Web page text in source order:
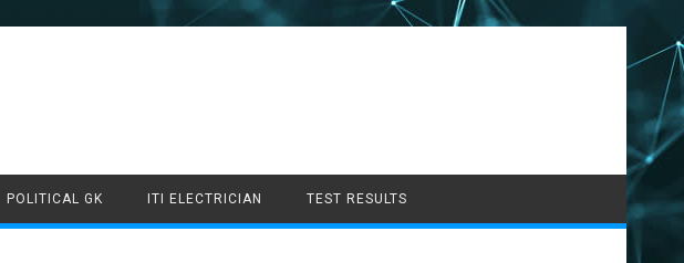
POLITICAL GK ITI ELECTRICIAN TEST RESULTS